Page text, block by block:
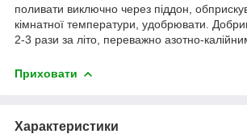
поливати виключно через піддон,
кімнатної температури, удобрювати.
2-3 рази за літо, переважно азотно-
Приховати
Характеристики